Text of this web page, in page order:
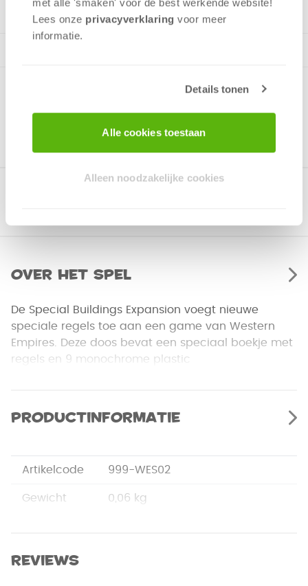
met alle 'smaken' voor de best werkende website​!
Lees onze privacyverklaring voor meer
informatie.
Details tonen
Alle cookies toestaan
Alleen noodzakelijke cookies
Over het spel
De Special Buildings Expansion voegt nieuwe
speciale regels toe aan een game van Western
Empires. Deze doos bevat een speciaal boekje met
regels en 9 monochrome plastic
voor 5-9 spelers van Mega Civilization.
Productinformatie
Artikelcode 999-WES02
Gewicht 0,06 kg
Afmetingen
Reviews